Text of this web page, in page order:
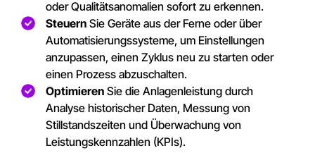
oder Qualitätsanomalien sofort zu erkennen.
Steuern Sie Geräte aus der Ferne oder über
Automatisierungssysteme, um Einstellungen
anzupassen, einen Zyklus neu zu starten oder
einen Prozess abzuschalten.
Optimieren Sie die Anlagenleistung durch
Analyse historischer Daten, Messung von
Stillstandszeiten und Überwachung von
Leistungskennzahlen (KPIs).